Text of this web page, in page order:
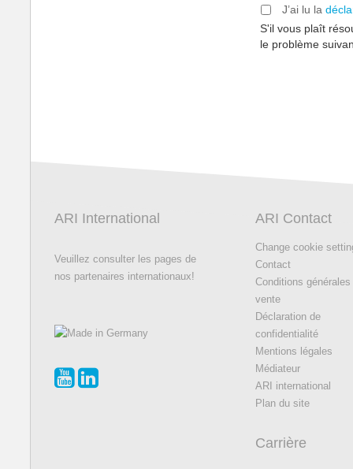
J’ai lu la
S'il vous plaît
le problème
ARI International
Veuillez consulter les pages de
nos partenaires internationaux!
ARI Contact
Change cookie
Contact
Conditions
vente
Déclaration de
confidentialité
Mentions légales
Médiateur
ARI international
Plan du site
Carrière